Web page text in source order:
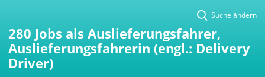
Suche ändern
280 Jobs als Auslieferungsfahrer,
Auslieferungsfahrerin (engl.: Delivery
Driver)